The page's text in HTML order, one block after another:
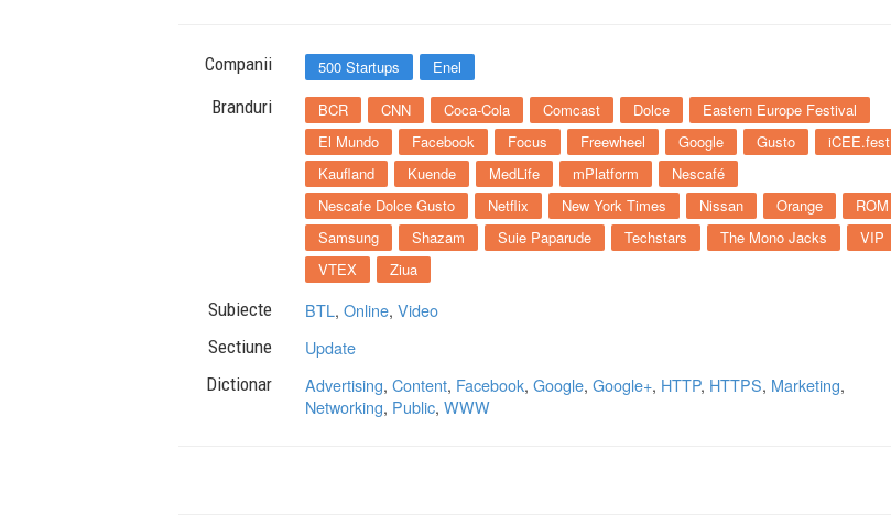
Companii 500 Startups Enel
Branduri BCR CNN Coca-Cola Comcast Dolce
Eastern Europe Festival
El Mundo
Facebook Focus Freewheel Google Gusto
iCEE.fest
Kaufland
Kuende MedLife mPlatform
Nescafé
Nescafe Dolce Gusto
Netflix New York Times Nissan Orange
ROM
Samsung
Shazam Suie Paparude Techstars The Mono Jacks
VIP
VTEX
Ziua
Subiecte BTL, Online, Video
Sectiune Update
Dictionar Advertising, Content, Facebook, Google, Google+, HTTP, HTTPS, Marketing,
Networking, Public, WWW